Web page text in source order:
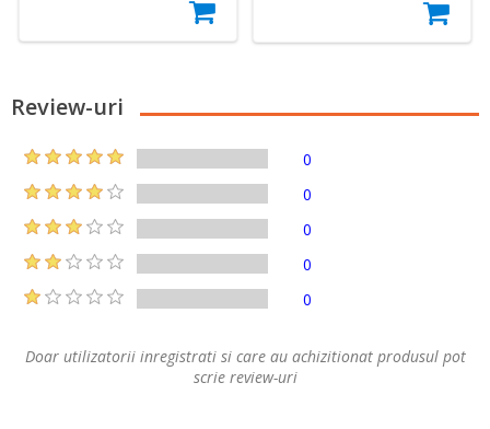
Review-uri
0
0
0
0
0
Doar utilizatorii inregistrati si care au achizitionat produsul pot
scrie review-uri